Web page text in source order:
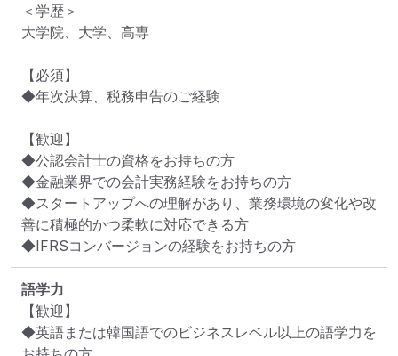
＜学歴＞
大学院、大学、高専
【必須】
◆年次決算、税務申告のご経験
【歓迎】
◆公認会計士の資格をお持ちの方
◆金融業界での会計実務経験をお持ちの方
◆スタートアップへの理解があり、業務環境の変化や改
善に積極的かつ柔軟に対応できる方
◆IFRSコンバージョンの経験をお持ちの方
語学力
【歓迎】
◆英語または韓国語でのビジネスレベル以上の語学力を